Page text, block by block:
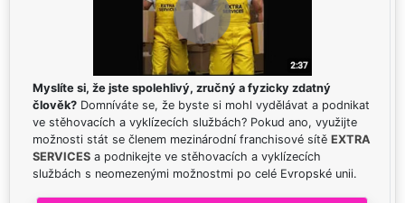
Myslíte si, že jste spolehlivý, zručný a fyzicky zdatný
člověk? Domníváte se, že byste si mohl vydělávat a podnikat
ve stěhovacích a vyklízecích službách? Pokud ano, využijte
možnosti stát se členem mezinárodní franchisové sítě EXTRA
SERVICES a podnikejte ve stěhovacích a vyklízecích
službách s neomezenými možnostmi po celé Evropské unii.